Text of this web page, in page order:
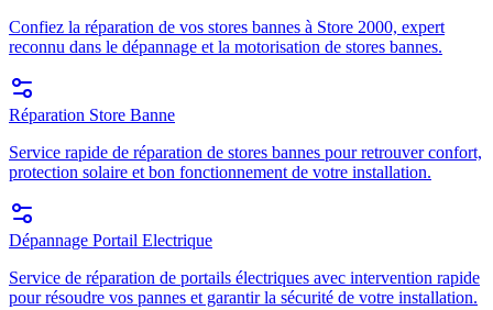
Confiez la réparation de vos stores bannes à Store 2000, expert
reconnu dans le dépannage et la motorisation de stores bannes.
Réparation Store Banne
Service rapide de réparation de stores bannes pour retrouver confort,
protection solaire et bon fonctionnement de votre installation.
Dépannage Portail Electrique
Service de réparation de portails électriques avec intervention rapide
pour résoudre vos pannes et garantir la sécurité de votre installation.